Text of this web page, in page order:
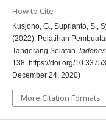
How to Cite
Kusjono, G., Suprianto, S.,
(2022). Pelatihan
Tangerang Selatan.
138. https://doi.org/
December 24, 2020)
More Citation Formats